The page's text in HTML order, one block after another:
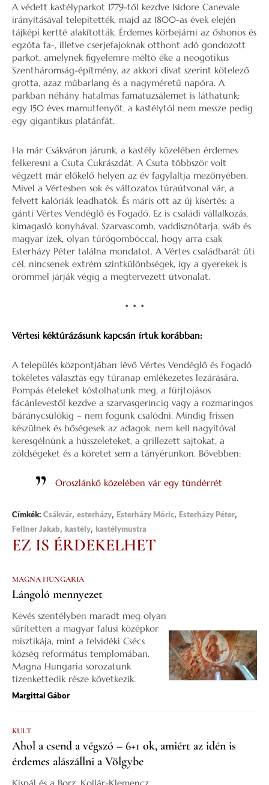
A védett kastélyparkot 1779-től kezdve Isidore Canevale
irányításával telepítették, majd az 1800-as évek elején
tájképi kertté alakították. Érdemes körbejárni az őshonos és
egzóta fa-, illetve cserjefajoknak otthont adó gondozott
parkot, amelynek figyelemre méltó éke a neogótikus
Szentháromság-építmény, az akkori divat szerint kötelező
grotta, azaz műbarlang és a nagyméretű napóra. A
parkban néhány hatalmas famatuzsálemet is láthatunk:
egy 150 éves mamutfenyőt, a kastélytól nem messze pedig
egy gigantikus platánfát.
Ha már Csákváron járunk, a kastély közelében érdemes
felkeresni a Csuta Cukrászdát. A Csuta többször volt
végzett már előkelő helyen az év fagylaltja mezőnyében.
Mivel a Vértesben sok és változatos túraútvonal vár, a
felvett kalóriák leadhatók. És máris ott az új kísértés: a
gánti Vértes Vendéglő és Fogadó. Ez is családi vállalkozás,
kimagasló konyhával. Szarvascomb, vaddisznótarja, sváb és
magyar ízek, olyan túrógombóccal, hogy arra csak
Esterházy Péter találna mondatot. A Vértes családbarát úti
cél, nincsenek extrém szintkülönbségek, így a gyerekek is
örömmel járják végig a megtervezett útvonalat.
• • •
Vértesi kéktúrázásunk kapcsán írtuk korábban:
A település központjában lévő Vértes Vendéglő és Fogadó
tökéletes választás egy túranap emlékezetes lezárására.
Pompás ételeket kóstolhatunk meg, a fürjtojásos
fácánlevestől kezdve a szarvasgerincig vagy a rozmaringos
báránycsülökig – nem fogunk csalódni. Mindig frissen
készülnek és bőségesek az adagok, nem kell nagyítóval
keresgélnünk a hússzeleteket, a grillezett sajtokat, a
zöldségeket és a köretet sem a tányérunkon. Bővebben:
Oroszlánkő közelében vár egy tündérrét
Címkék: Csákvár, esterházy, Esterházy Móric, Esterházy Péter,
Fellner Jakab, kastély, kastélymustra
EZ IS ÉRDEKELHET
MAGNA HUNGARIA
Lángoló mennyezet
Kevés szentélyben maradt meg olyan
sűrítetten a magyar falusi középkor
misztikája, mint a felvidéki Csécs
község református templomában.
Magna Hungaria sorozatunk
tizenkettedik része következik.
Margittai Gábor
KULT
Ahol a csend a végszó – 6+1 ok, amiért az idén is
érdemes alászállni a Völgybe
Kispál és a Borz, Kollár-Klemencz,